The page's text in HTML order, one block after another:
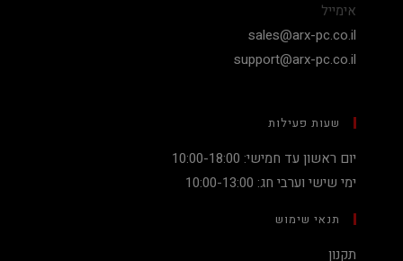
אימייל
sales@arx-pc.co.il
support@arx-pc.co.il
שעות פעילות
יום ראשון עד חמישי: 10:00-18:00
ימי שישי וערבי חג: 10:00-13:00
תנאי שימוש
תקנון